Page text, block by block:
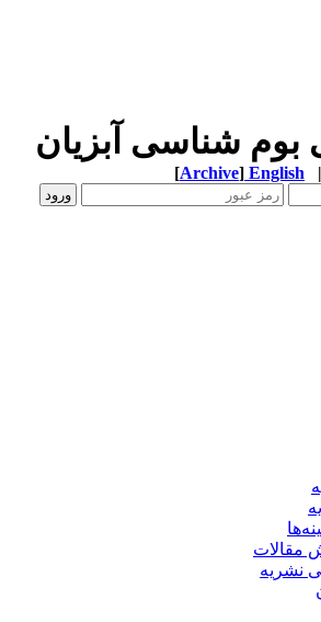
شناسی آبزیان
English
[Archive]
مقالات